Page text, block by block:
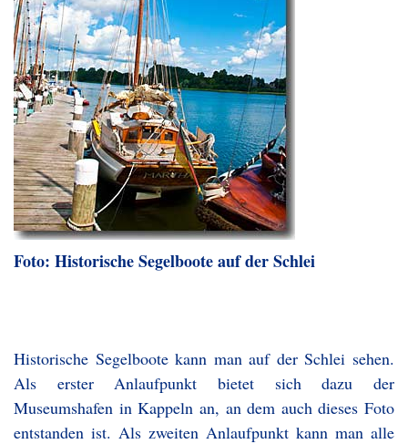
Foto: Historische Segelboote auf der Schlei
Historische Segelboote kann man auf der Schlei sehen.
Als erster Anlaufpunkt bietet sich dazu der
Museumshafen in Kappeln an, an dem auch dieses Foto
entstanden ist. Als zweiten Anlaufpunkt kann man alle